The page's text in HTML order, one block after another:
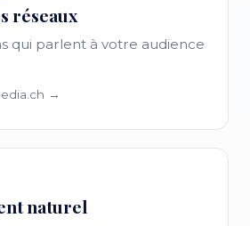
réseaux
qui parlent à votre audience
→
naturel